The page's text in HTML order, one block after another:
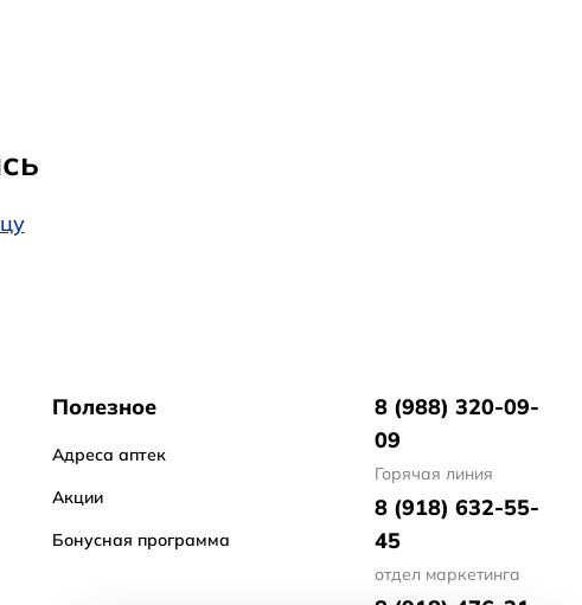
Полезное
Адреса аптек
Акции
Бонусная программа
8 (988) 320-09-
09
Горячая линия
8 (918) 632-55-
45
отдел маркетинга